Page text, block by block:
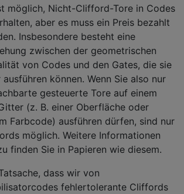
möglich, Nicht-Clifford-Tore in Codes
aber es muss ein Preis bezahlt
Insbesondere besteht eine
zwischen der geometrischen
von Codes und den Gates, die sie
ausführen können. Wenn Sie also nur
gesteuerte Tore auf einem
(z. B. einer Oberfläche oder
Farbcode) ausführen dürfen, sind nur
möglich. Weitere Informationen
finden Sie in Papieren wie diesem.
dass wir von
fehlertolerante Cliffords